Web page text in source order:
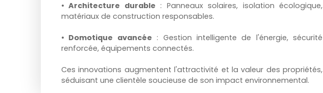
Architecture durable : Panneaux solaires, isolation écologique,
matériaux de construction responsables.
Domotique avancée : Gestion intelligente de l'énergie, sécurité
renforcée, équipements connectés.
Ces innovations augmentent l'attractivité et la valeur des propriétés,
séduisant une clientèle soucieuse de son impact environnemental.